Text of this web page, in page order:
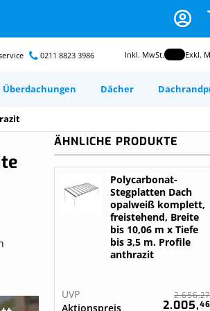
Inhalt
springen
0211 8823 3986 Inkl. MwSt. Exkl.
auf
Gratis nach Maß
Kunststofplatten
Überdachungen
Dächer
Dach
selbst
ÄHNLICHE PRODUKTE
Polycarbonat-
Stegplatten Dach
opalweiß komplett,
freistehend, Breite
bis 10,06 m x Tiefe
bis 3,5 m. Profile
anthrazit
Aktionspreis 2.005,46
UVP 2.656,27